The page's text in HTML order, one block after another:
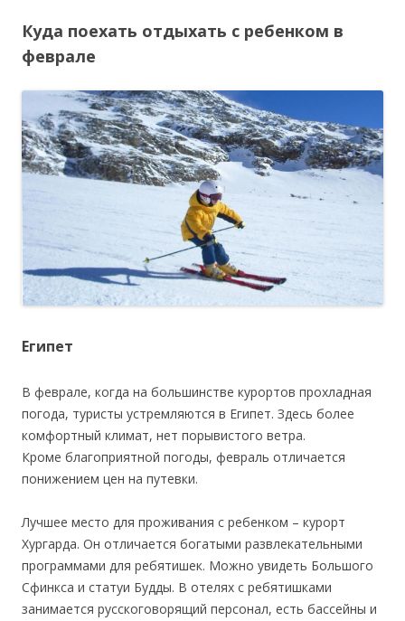
Куда поехать отдыхать с ребенком в
феврале
Египет
В феврале, когда на большинстве курортов прохладная
погода, туристы устремляются в Египет. Здесь более
комфортный климат, нет порывистого ветра.
Кроме благоприятной погоды, февраль отличается
понижением цен на путевки.
Лучшее место для проживания с ребенком – курорт
Хургарда. Он отличается богатыми развлекательными
программами для ребятишек. Можно увидеть Большого
Сфинкса и статуи Будды. В отелях с ребятишками
занимается русскоговорящий персонал, есть бассейны и